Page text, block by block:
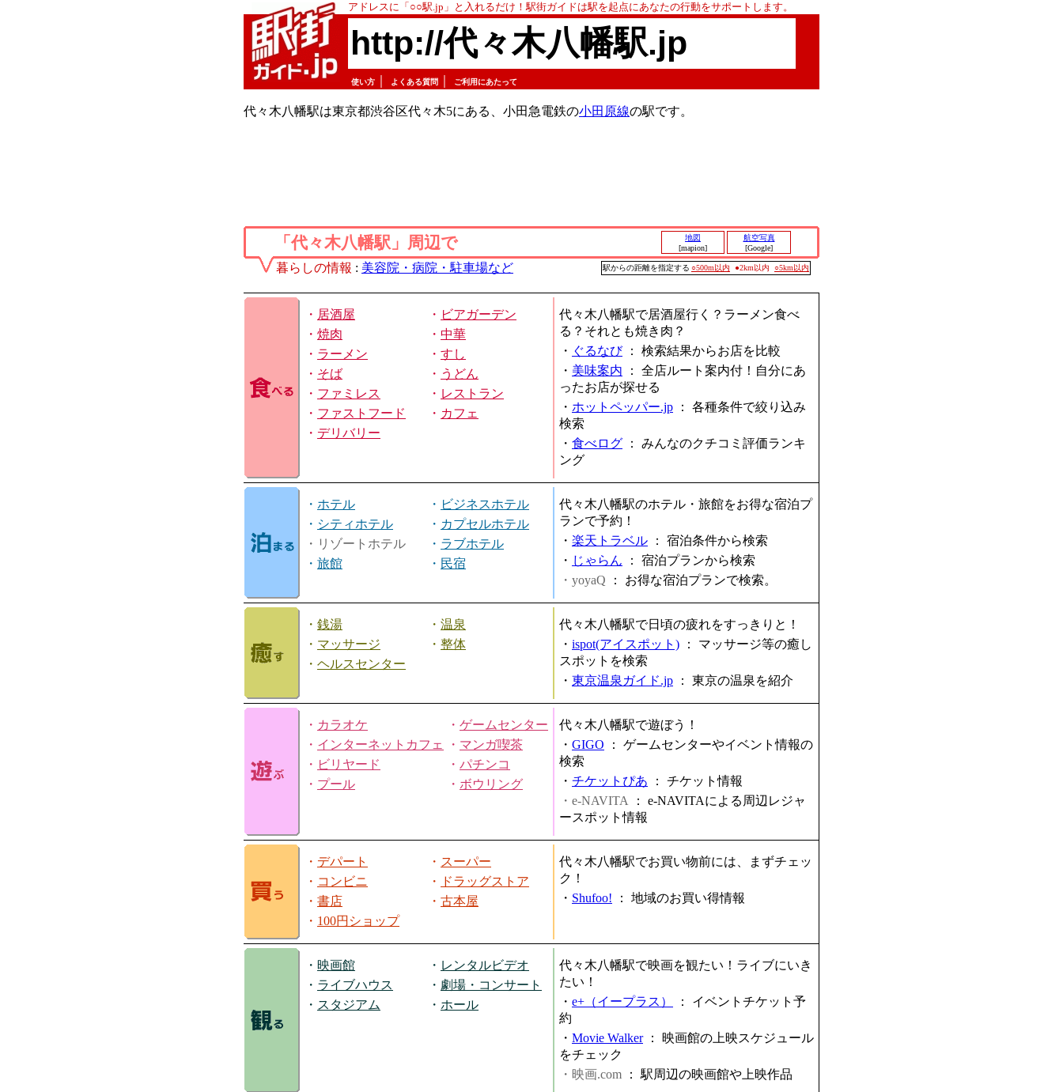
アドレスに「○○駅.jp」と入れるだけ！駅街ガイドは駅を起点にあなたの行動をサポートします。
http://代々木八幡駅.jp
使い方 よくある質問 ご利用にあたって
代々木八幡駅は東京都渋谷区代々木5にある、小田急電鉄の小田原線の駅です。
「代々木八幡駅」周辺で
地図
[mapion]
航空写真
[Google]
暮らしの情報 : 美容院・病院・駐車場など 駅からの距離を指定する ○500m以内 ●2km以内 ○5km以内
・ 居酒屋 ・ ビアガーデン
・ 焼肉 ・ 中華
・ ラーメン ・ すし
・ そば ・ うどん
・ ファミレス ・ レストラン
・ ファストフード ・ カフェ
・ デリバリー
代々木八幡駅で居酒屋行く？ラーメン食べ
る？それとも焼き肉？
・ ぐるなび： 検索結果からお店を比較
・ 美味案内 ： 全店ルート案内付！自分にあ
ったお店が探せる
・ ホットペッパー.jp ： 各種条件で絞り込み
検索
・ 食べログ ： みんなのクチコミ評価ランキ
ング
・ ホテル ・ ビジネスホテル
・ シティホテル ・ カプセルホテル
・リゾートホテル
・ ラブホテル
・ 旅館 ・ 民宿
代々木八幡駅のホテル・旅館をお得な宿泊プ
ランで予約！
・ 楽天トラベル ： 宿泊条件から検索
・ じゃらん ： 宿泊プランから検索
・yoyaQ ： お得な宿泊プランで検索。
・ 銭湯 ・ 温泉
・ マッサージ ・ 整体
・ ヘルスセンター
代々木八幡駅で日頃の疲れをすっきりと！
・ ispot(アイスポット) ： マッサージ等の癒し
スポットを検索
・ 東京温泉ガイド.jp ： 東京の温泉を紹介
・ カラオケ ・ ゲームセンター
・ インターネットカフェ ・ マンガ喫茶
・ ビリヤード ・ パチンコ
・ プール ・ ボウリング
代々木八幡駅で遊ぼう！
・ GIGO ： ゲームセンターやイベント情報の
検索
・ チケットぴあ ： チケット情報
・e-NAVITA
： e-NAVITAによる周辺レジャ
ースポット情報
・ デパート ・ スーパー
・ コンビニ ・
ドラッグストア
・ 書店 ・ 古本屋
・ 100円ショップ
代々木八幡駅でお買い物前には、まずチェッ
ク！
・ Shufoo! ： 地域のお買い得情報
・ 映画館 ・ レンタルビデオ
・ ライブハウス ・ 劇場・コンサート
・ スタジアム ・ ホール
代々木八幡駅で映画を観たい！ライブにいき
たい！
・ e+（イープラス） ： イベントチケット予
約
・ Movie Walker： 映画館の上映スケジュール
をチェック
・映画.com ： 駅周辺の映画館や上映作品